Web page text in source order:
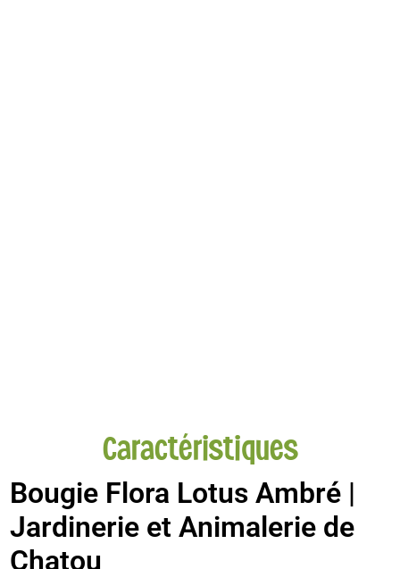
Caractéristiques
Bougie Flora Lotus Ambré |
Jardinerie et Animalerie de
Chatou